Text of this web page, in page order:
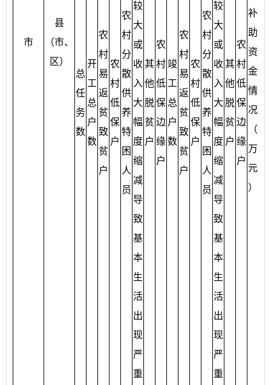
市
县
（市、
区）
补
助
资
金
情
况
（
万
元
）
总
任
务
数
开
工
总
户
数
农
村
易
返
贫
致
贫
户
农
村
低
保
户
农
村
分
散
供
养
特
困
人
员
较
大
或
收
入
大
幅
度
缩
减
导
致
基
本
生
活
出
现
严
重
其
他
脱
贫
户
农
村
低
保
边
缘
户
竣
工
总
户
数
农
村
易
返
贫
致
贫
户
农
村
低
保
户
农
村
分
散
供
养
特
困
人
员
较
大
或
收
入
大
幅
度
缩
减
导
致
基
本
生
活
出
现
严
重
其
他
脱
贫
户
农
村
低
保
边
缘
户